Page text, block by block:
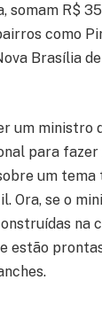
somam R$
como
Brasília
um ministro
para
um tema
Ora, se o
na
estão